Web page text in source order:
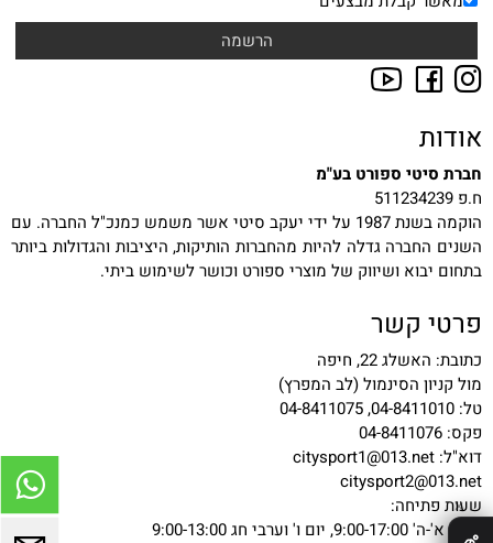
אודות
חברת סיטי ספורט בע"מ
ח.פ 511234239
הוקמה בשנת 1987 על ידי יעקב סיטי אשר משמש כמנכ"ל החברה. עם
השנים החברה גדלה להיות מהחברות הותיקות, היציבות והגדולות ביותר
בתחום יבוא ושיווק של מוצרי ספורט וכושר לשימוש ביתי.
פרטי קשר
כתובת: האשלג 22, חיפה
מול קניון הסינמול (לב המפרץ)
טל: 04-8411010, 04-8411075
פקס: 04-8411076
דוא"ל: citysport1@013.net
citysport2@013.net
שעות פתיחה:
ימים א'-ה' 9:00-17:00, יום ו' וערבי חג 9:00-13:00
✕